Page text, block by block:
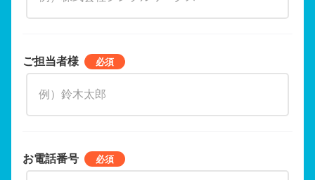
ご担当者様
お電話番号